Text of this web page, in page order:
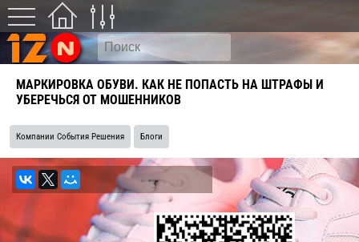
МАРКИРОВКА ОБУВИ. КАК НЕ ПОПАСТЬ НА ШТРАФЫ И
УБЕРЕЧЬСЯ ОТ МОШЕННИКОВ
Компании События Решения Блоги